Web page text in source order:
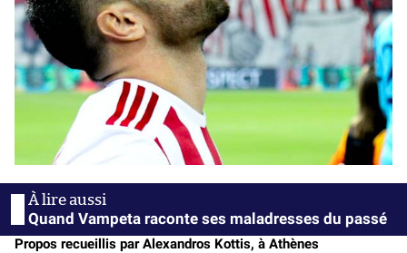
Quand Vampeta raconte ses maladresses du passé
Propos recueillis par Alexandros Kottis, à Athènes